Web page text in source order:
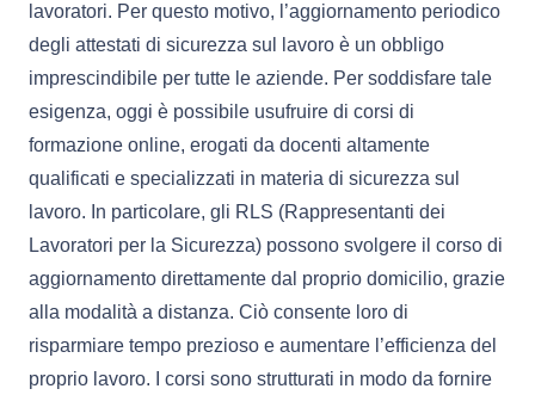
lavoratori. Per questo motivo, l’aggiornamento periodico
degli attestati di sicurezza sul lavoro è un obbligo
imprescindibile per tutte le aziende. Per soddisfare tale
esigenza, oggi è possibile usufruire di corsi di
formazione online, erogati da docenti altamente
qualificati e specializzati in materia di sicurezza sul
lavoro. In particolare, gli RLS (Rappresentanti dei
Lavoratori per la Sicurezza) possono svolgere il corso di
aggiornamento direttamente dal proprio domicilio, grazie
alla modalità a distanza. Ciò consente loro di
risparmiare tempo prezioso e aumentare l’efficienza del
proprio lavoro. I corsi sono strutturati in modo da fornire